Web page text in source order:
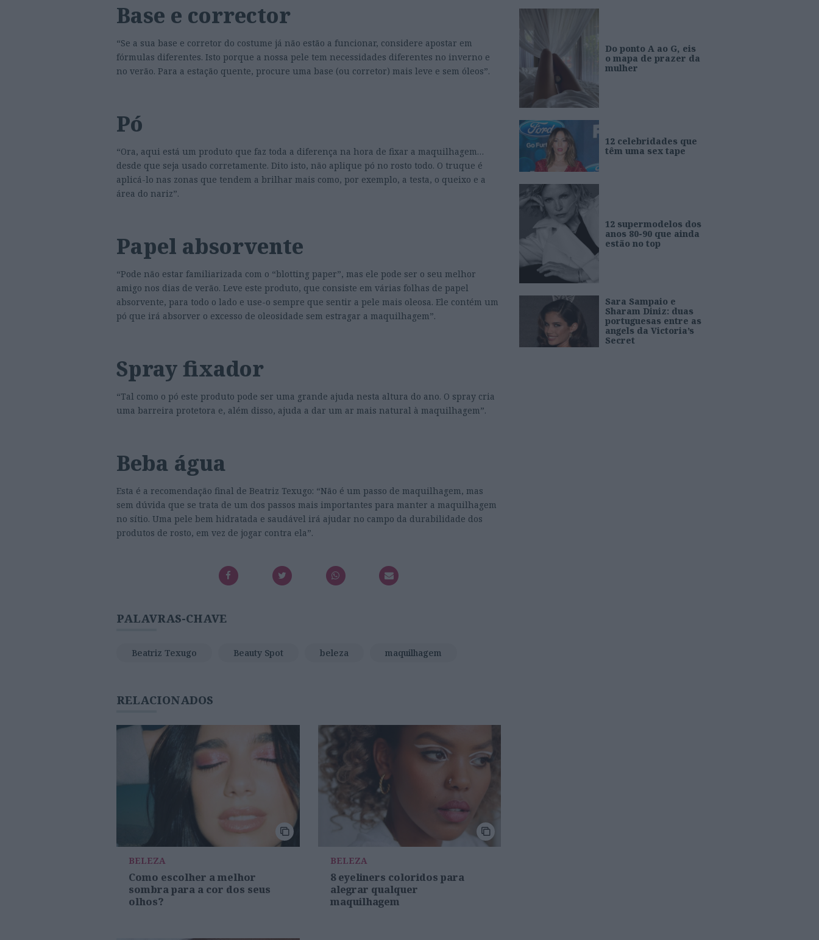
Base e corrector
“Se a sua base e corretor do costume já não estão a funcionar, considere apostar em
fórmulas diferentes. Isto porque a nossa pele tem necessidades diferentes no inverno e
no verão. Para a estação quente, procure uma base (ou corretor) mais leve e sem óleos”.
Pó
“Ora, aqui está um produto que faz toda a diferença na hora de fixar a maquilhagem…
desde que seja usado corretamente. Dito isto, não aplique pó no rosto todo. O truque é
aplicá-lo nas zonas que tendem a brilhar mais como, por exemplo, a testa, o queixo e a
área do nariz”.
Papel absorvente
“Pode não estar familiarizada com o “blotting paper”, mas ele pode ser o seu melhor
amigo nos dias de verão. Leve este produto, que consiste em várias folhas de papel
absorvente, para todo o lado e use-o sempre que sentir a pele mais oleosa. Ele contém um
pó que irá absorver o excesso de oleosidade sem estragar a maquilhagem”.
Spray fixador
“Tal como o pó este produto pode ser uma grande ajuda nesta altura do ano. O spray cria
uma barreira protetora e, além disso, ajuda a dar um ar mais natural à maquilhagem”.
Beba água
Esta é a recomendação final de Beatriz Texugo: “Não é um passo de maquilhagem, mas
sem dúvida que se trata de um dos passos mais importantes para manter a maquilhagem
no sítio. Uma pele bem hidratada e saudável irá ajudar no campo da durabilidade dos
produtos de rosto, em vez de jogar contra ela”.
PALAVRAS-CHAVE
Beatriz Texugo Beauty Spot beleza maquilhagem
RELACIONADOS
BELEZA
Como escolher a melhor
sombra para a cor dos seus
olhos?
BELEZA
8 eyeliners coloridos para
alegrar qualquer
maquilhagem
Do ponto A ao G, eis
o mapa de prazer da
mulher
12 celebridades que
têm uma sex tape
12 supermodelos dos
anos 80-90 que ainda
estão no top
Sara Sampaio e
Sharam Diniz: duas
portuguesas entre as
angels da Victoria’s
Secret